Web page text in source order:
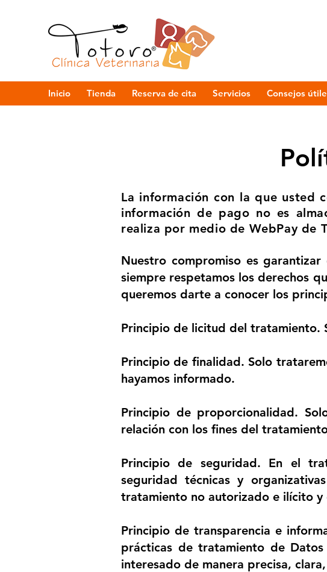
Inicio Tienda Reserva de cita Servicios Consejos
La información con la que usted
información de pago no es
realiza por medio de WebPay de
Nuestro compromiso es
siempre respetamos los derechos
queremos darte a conocer los
Principio de licitud del tratamiento.
Principio de finalidad. Solo
hayamos informado.
Principio de proporcionalidad.
relación con los fines del
Principio de seguridad. En el
seguridad técnicas y
tratamiento no autorizado e ilícito
Principio de transparencia e
prácticas de tratamiento de Datos
interesado de manera precisa,